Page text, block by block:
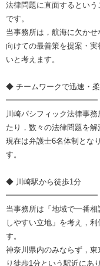
法律問題に直面するとい
です。
当事務所は，航海に欠か
向けての最善策を提案・
いと考えます。
◆ チームワークで迅速・
━━━━━━━━━━━━
川崎パシフィック法律事
たり，数々の法律問題を解
現在は弁護士6名体制とな
す。
◆ 川崎駅から徒歩1分
━━━━━━━━━━━━
当事務所は「地域で一番
しやすい立地」を考え，
す。
神奈川県内のみならず，
り徒歩1分という駅近にあ